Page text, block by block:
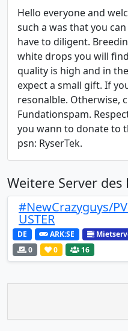
Hello everyone and
such a was that you
have to diligent.
white drops you will
quality is high and in
expect a small gift. If
resonalble. Otherwise,
Fundationspam.
you wann to donate to
psn: RyserTek.
Weitere Server des
#NewCrazyguys/
USTER
DE ARK:SE
0
0 16